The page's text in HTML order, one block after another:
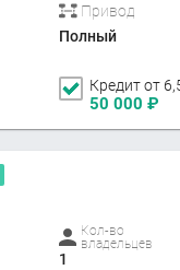
Привод
Полный
Кредит от
50 000 ₽
Кол-во
владельцев
1